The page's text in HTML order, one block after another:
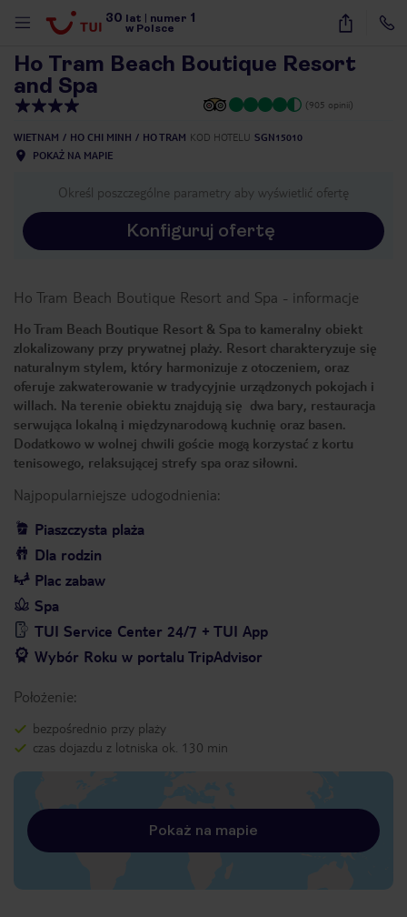
30 lat numer 1
w Polsce
39
Ho Tram Beach Boutique Resort
and Spa
(905 opinii)
WIETNAM HO CHI MINH HO TRAM KOD HOTELU SGN15010
POKAŻ NA MAPIE
Określ poszczególne parametry aby wyświetlić ofertę
Konfiguruj ofertę
Ho Tram Beach Boutique Resort and Spa - informacje
Ho Tram Beach Boutique Resort & Spa to kameralny obiekt
zlokalizowany przy prywatnej plaży. Resort charakteryzuje się
naturalnym stylem, który harmonizuje z otoczeniem, oraz
oferuje zakwaterowanie w tradycyjnie urządzonych pokojach i
willach. Na terenie obiektu znajdują się dwa bary, restauracja
serwująca lokalną i międzynarodową kuchnię oraz basen.
Dodatkowo w wolnej chwili goście mogą korzystać z kortu
tenisowego, relaksującej strefy spa oraz siłowni.
Najpopularniejsze udogodnienia:
Piaszczysta plaża
Dla rodzin
Plac zabaw
Spa
TUI Service Center 24/7 + TUI App
Wybór Roku w portalu TripAdvisor
Położenie:
bezpośrednio przy plaży
czas dojazdu z lotniska ok. 130 min
Pokaż na mapie